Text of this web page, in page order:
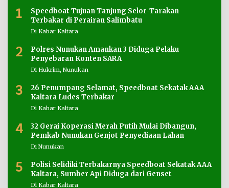
1
Speedboat Tujuan Tanjung Selor-Tarakan
Terbakar di Perairan Salimbatu
Di Kabar Kaltara
2
Polres Nunukan Amankan 3 Diduga Pelaku
Penyebaran Konten SARA
Di Hukrim, Nunukan
3
26 Penumpang Selamat, Speedboat Sekatak AAA
Kaltara Ludes Terbakar
Di Kabar Kaltara
4
32 Gerai Koperasi Merah Putih Mulai Dibangun,
Pemkab Nunukan Genjot Penyediaan Lahan
Di Nunukan
5
Polisi Selidiki Terbakarnya Speedboat Sekatak AAA
Kaltara, Sumber Api Diduga dari Genset
Di Kabar Kaltara